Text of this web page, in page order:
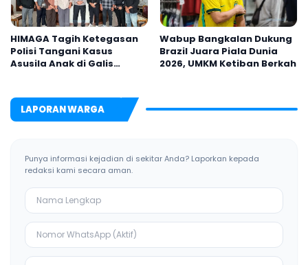
HIMAGA Tagih Ketegasan
Polisi Tangani Kasus
Asusila Anak di Galis
Wabup Bangkalan Dukung
Brazil Juara Piala Dunia
2026, UMKM Ketiban Berkah
LAPORAN WARGA
Punya informasi kejadian di sekitar Anda? Laporkan kepada
redaksi kami secara aman.